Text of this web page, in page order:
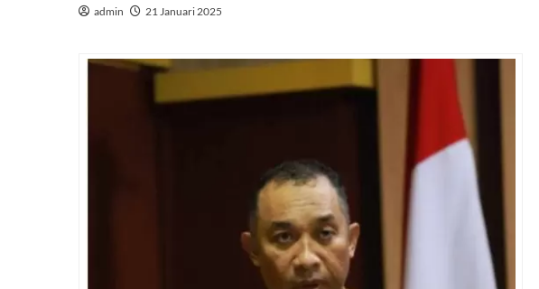
admin 21 Januari 2025